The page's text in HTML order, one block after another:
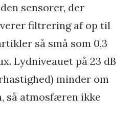
sensorer, der
filtrering af op til
så små som 0,3
Lydniveauet på 23 dB
minder om
så atmosfæren ikke